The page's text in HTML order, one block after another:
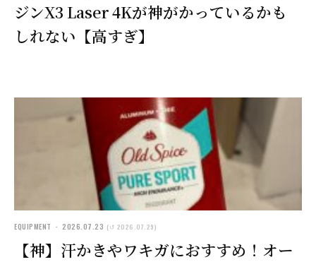
ジンX3 Laser 4Kが神がかっているかも
しれない【高すぎ】
EQUIPMENT ・ 2026.07.23 (↺ 2026.07.29)
【神】汗かきやワキガにおすすめ！オー